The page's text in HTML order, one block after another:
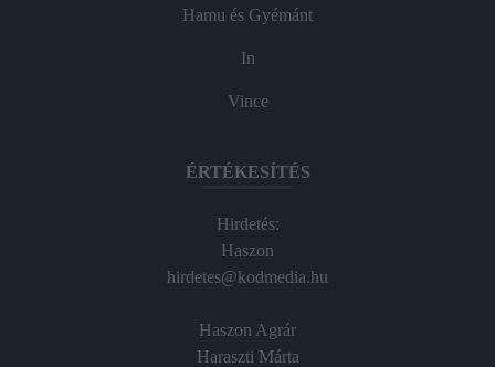
Hamu és Gyémánt
In
Vince
ÉRTÉKESÍTÉS
Hirdetés:
Haszon
hirdetes@kodmedia.hu
Haszon Agrár
Haraszti Márta